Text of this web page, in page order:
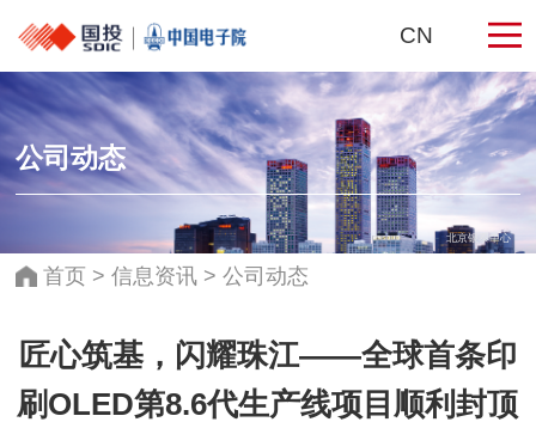
CN
北京银泰中心
公司动态
首页 > 信息资讯> 公司动态
匠心筑基，闪耀珠江——全球首条印
刷OLED第8.6代生产线项目顺利封顶